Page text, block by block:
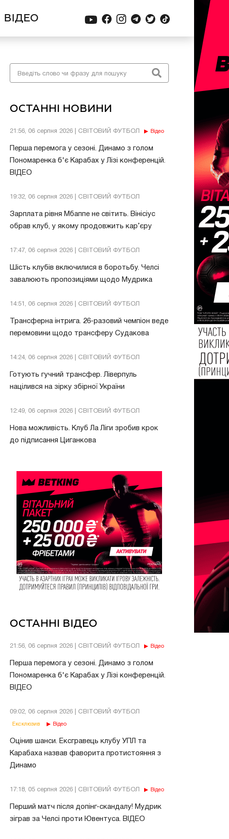
ВІДЕО
ОСТАННІ НОВИНИ
21:56, 06 серпня 2026 | СВІТОВИЙ ФУТБОЛ Відео
Перша перемога у сезоні. Динамо з голом
Пономаренка б'є Карабах у Лізі конференцій.
ВІДЕО
19:32, 06 серпня 2026 | СВІТОВИЙ ФУТБОЛ
Зарплата рівня Мбаппе не світить. Вінісіус
обрав клуб, у якому продовжить кар’єру
17:47, 06 серпня 2026 | СВІТОВИЙ ФУТБОЛ
Шість клубів включилися в боротьбу. Челсі
завалюють пропозиціями щодо Мудрика
14:51, 06 серпня 2026 | СВІТОВИЙ ФУТБОЛ
Трансферна інтрига. 26-разовий чемпіон веде
перемовини щодо трансферу Судакова
14:24, 06 серпня 2026 | СВІТОВИЙ ФУТБОЛ
Готують гучний трансфер. Ліверпуль
націлився на зірку збірної України
12:49, 06 серпня 2026 | СВІТОВИЙ ФУТБОЛ
Нова можливість. Клуб Ла Ліги зробив крок
до підписання Циганкова
ОСТАННІ ВІДЕО
21:56, 06 серпня 2026 | СВІТОВИЙ ФУТБОЛ Відео
Перша перемога у сезоні. Динамо з голом
Пономаренка б'є Карабах у Лізі конференцій.
ВІДЕО
09:02, 06 серпня 2026 | СВІТОВИЙ ФУТБОЛ
Ексклюзив Відео
Оцінив шанси. Ексгравець клубу УПЛ та
Карабаха назвав фаворита протистояння з
Динамо
17:18, 05 серпня 2026 | СВІТОВИЙ ФУТБОЛ Відео
Перший матч після допінг-скандалу! Мудрик
зіграв за Челсі проти Ювентуса. ВІДЕО